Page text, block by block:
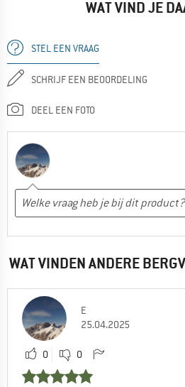
WAT VIND JE
STEL EEN VRAAG
SCHRIJF EEN BEOORDELING
DEEL EEN FOTO
WAT VINDEN ANDERE
E
25.04.2025
0 0